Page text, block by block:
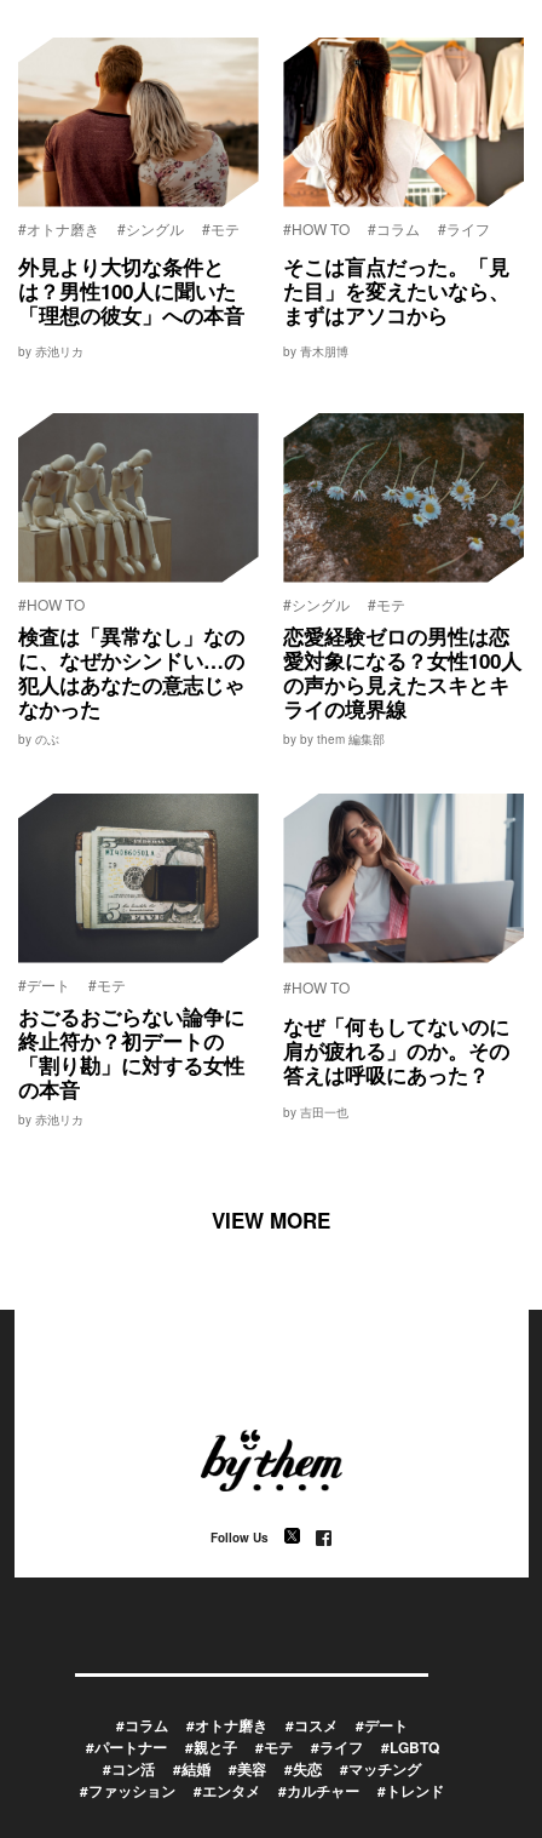
#オトナ磨き #シングル #モテ
外見より大切な条件と
は？男性100人に聞いた
「理想の彼女」への本音
by 赤池リカ
#HOW TO #コラム #ライフ
そこは盲点だった。「見
た目」を変えたいなら、
まずはアソコから
by 青木朋博
#HOW TO
検査は「異常なし」なの
に、なぜかシンドい…の
犯人はあなたの意志じゃ
なかった
by のぶ
#シングル #モテ
恋愛経験ゼロの男性は恋
愛対象になる？女性100人
の声から見えたスキとキ
ライの境界線
by by them 編集部
#デート #モテ
おごるおごらない論争に
終止符か？初デートの
「割り勘」に対する女性
の本音
by 赤池リカ
#HOW TO
なぜ「何もしてないのに
肩が疲れる」のか。その
答えは呼吸にあった？
by 吉田一也
VIEW MORE
Follow Us
#コラム #オトナ磨き #コスメ
#デート
#パートナー
#親と子 #モテ #ライフ
#LGBTQ
#コン活
#結婚 #美容 #失恋
#マッチング
#ファッション
#エンタメ #カルチャー #トレンド